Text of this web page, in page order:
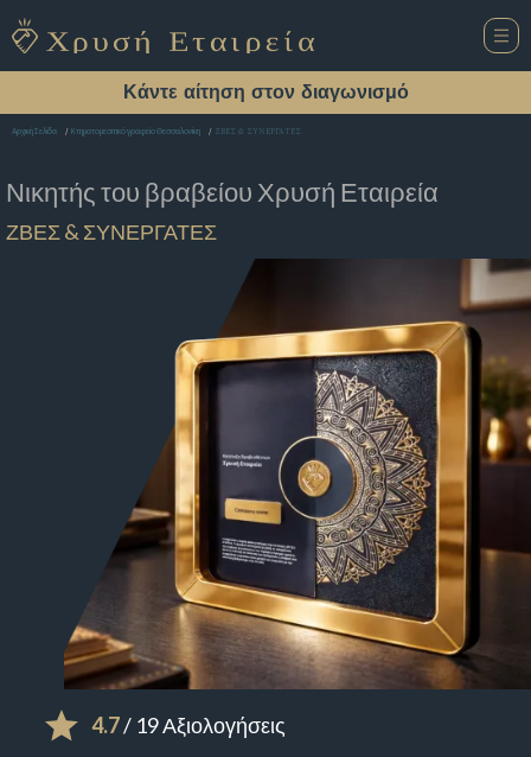
Κάντε αίτηση στον διαγωνισμό
Αρχική Σελίδα Κτηματομεσιτικό γραφείο Θεσσαλονίκη ΖΒΕΣ & ΣΥΝΕΡΓΑΤΕΣ
Νικητής του βραβείου Χρυσή Εταιρεία
ΖΒΕΣ & ΣΥΝΕΡΓΑΤΕΣ
4.7/ 19 Αξιολογήσεις